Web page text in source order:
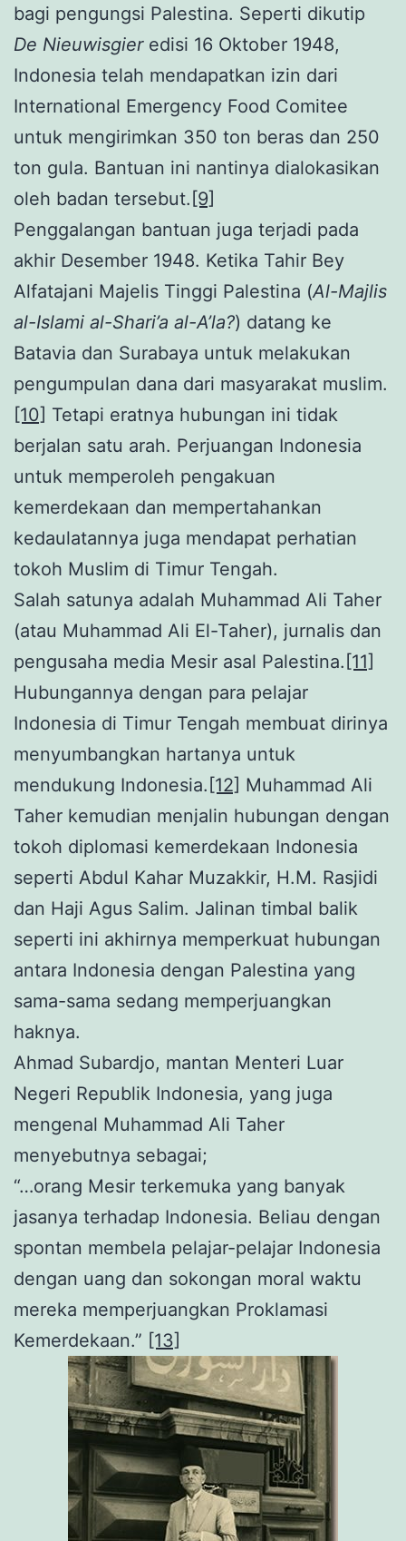
bagi pengungsi Palestina. Seperti dikutip
De Nieuwisgieredisi 16 Oktober 1948,
Indonesia telah mendapatkan izin dari
International Emergency Food Comitee
untuk mengirimkan 350 ton beras dan 250
ton gula. Bantuan ini nantinya dialokasikan
oleh badan tersebut. [9]
Penggalangan bantuan juga terjadi pada
akhir Desember 1948. Ketika Tahir Bey
Alfatajani Majelis Tinggi Palestina (Al-Majlis
al-Islami al-Shari’a al-A’la?) datang ke
Batavia dan Surabaya untuk melakukan
pengumpulan dana dari masyarakat muslim.
[10] Tetapi eratnya hubungan ini tidak
berjalan satu arah. Perjuangan Indonesia
untuk memperoleh pengakuan
kemerdekaan dan mempertahankan
kedaulatannya juga mendapat perhatian
tokoh Muslim di Timur Tengah.
Salah satunya adalah Muhammad Ali Taher
(atau Muhammad Ali El-Taher), jurnalis dan
pengusaha media Mesir asal Palestina. [11]
Hubungannya dengan para pelajar
Indonesia di Timur Tengah membuat dirinya
menyumbangkan hartanya untuk
mendukung Indonesia. [12] Muhammad Ali
Taher kemudian menjalin hubungan dengan
tokoh diplomasi kemerdekaan Indonesia
seperti Abdul Kahar Muzakkir, H.M. Rasjidi
dan Haji Agus Salim. Jalinan timbal balik
seperti ini akhirnya memperkuat hubungan
antara Indonesia dengan Palestina yang
sama-sama sedang memperjuangkan
haknya.
Ahmad Subardjo, mantan Menteri Luar
Negeri Republik Indonesia, yang juga
mengenal Muhammad Ali Taher
menyebutnya sebagai;
“…orang Mesir terkemuka yang banyak
jasanya terhadap Indonesia. Beliau dengan
spontan membela pelajar-pelajar Indonesia
dengan uang dan sokongan moral waktu
mereka memperjuangkan Proklamasi
Kemerdekaan.” [13]